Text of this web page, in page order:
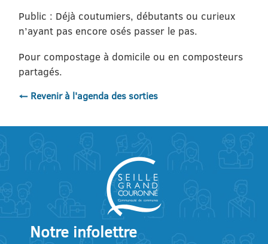
Public : Déjà coutumiers, débutants ou curieux
n’ayant pas encore osés passer le pas.
Pour compostage à domicile ou en composteurs
partagés.
← Revenir à l'agenda des sorties
Notre infolettre